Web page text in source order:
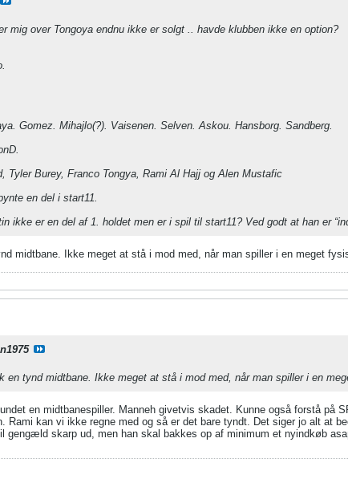
mig over Tongoya endnu ikke er solgt .. havde klubben ikke en option?
Gomez. Mihajlo(?). Vaisenen. Selven. Askou. Hansborg. Sandberg.
Tyler Burey, Franco Tongya, Rami Al Hajj og Alen Mustafic​
en del i start11.
ikke er en del af 1. holdet men er i spil til start11? Ved godt at han er
midtbane. Ikke meget at stå i mod med, når man spiller i en meget
en tynd midtbane. Ikke meget at stå i mod med, når man spiller i en
en midtbanespiller. Manneh givetvis skadet. Kunne også forstå på
Rami kan vi ikke regne med og så er det bare tyndt. Det siger jo alt at
gengæld skarp ud, men han skal bakkes op af minimum et nyindkøb